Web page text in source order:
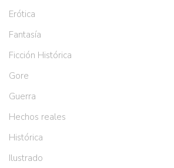
Erótica
Fantasía
Ficción Histórica
Gore
Guerra
Hechos reales
Histórica
Ilustrado